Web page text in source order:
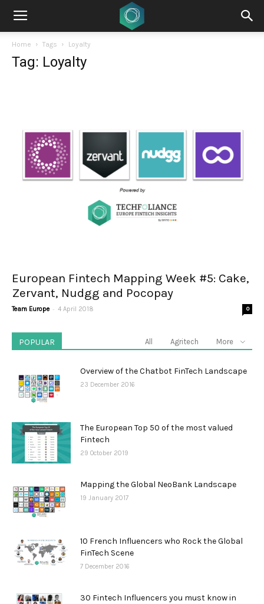
Home Tags Loyalty
Tag: Loyalty
European Fintech Mapping Week #5: Cake,
Zervant, Nudgg and Pocopay
Team Europe - 4 April 2018 0
POPULAR All Agritech More
Overview of the Chatbot FinTech Landscape
23 December 2016
The European Top 50 of the most valued
Fintech
29 October 2019
Mapping the Global NeoBank Landscape
19 January 2017
10 French Influencers who Rock the Global
FinTech Scene
7 December 2016
30 Fintech Influencers you must know in